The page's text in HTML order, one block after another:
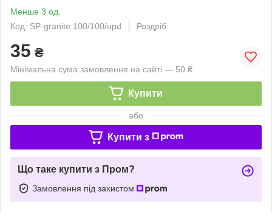
Менше 3 од.
Код: SP-granite 100/100/upd
Роздріб
35 ₴
Мінімальна сума замовлення на сайті — 50 ₴
Купити
або
Купити з
Що таке купити з Пром?
Замовлення під захистом